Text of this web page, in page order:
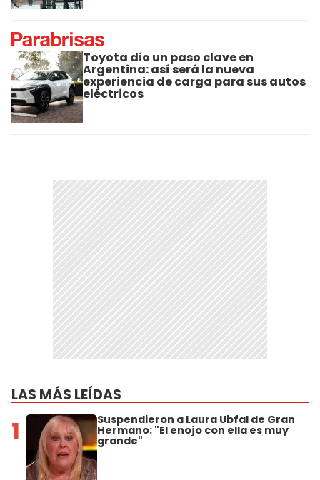
Toyota dio un paso clave en
Argentina: así será la nueva
experiencia de carga para sus autos
eléctricos
LAS MÁS LEÍDAS
1 Suspendieron a Laura Ubfal de Gran
Hermano: "El enojo con ella es muy
grande"